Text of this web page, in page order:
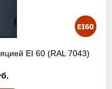
EI 60 (RAL 7043)